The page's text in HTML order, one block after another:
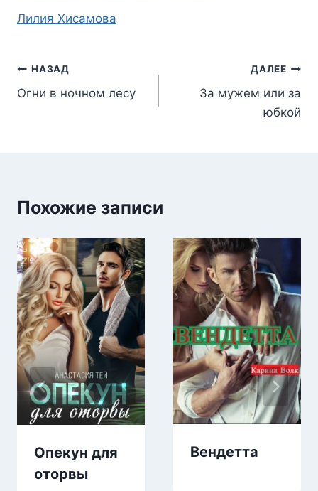
Метки
Лилия Хисамова
Навигация
по
НАЗАД
Огни в ночном лесу
ДАЛЕЕ
За мужем или за
юбкой
Похожие записи
Опекун для
оторвы
Вендетта